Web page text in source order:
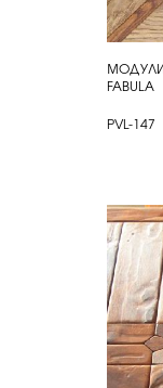
МОДУЛИ
FABULA
PVL-147